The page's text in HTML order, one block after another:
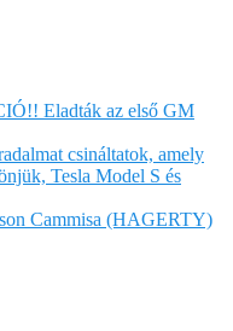
Eladták az első GM
csináltatok, amely
Tesla Model S és
Cammisa (HAGERTY)